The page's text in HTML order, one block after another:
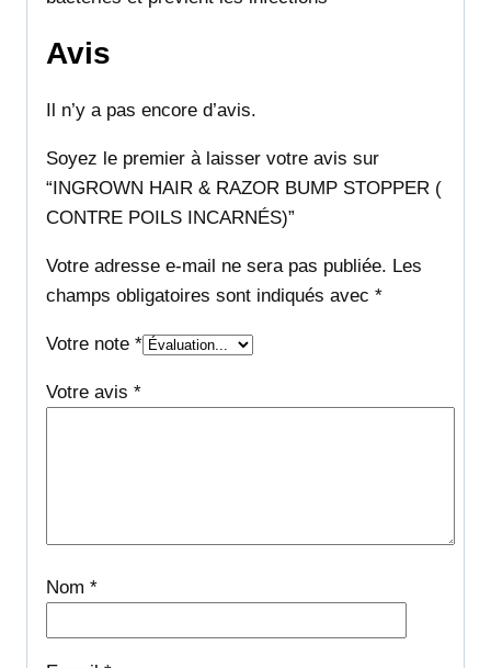
Avis
Il n’y a pas encore d’avis.
Soyez le premier à laisser votre avis sur
“INGROWN HAIR & RAZOR BUMP STOPPER (
CONTRE POILS INCARNÉS)”
Votre adresse e-mail ne sera pas publiée. Les
champs obligatoires sont indiqués avec *
Votre note *
Votre avis *
Nom *